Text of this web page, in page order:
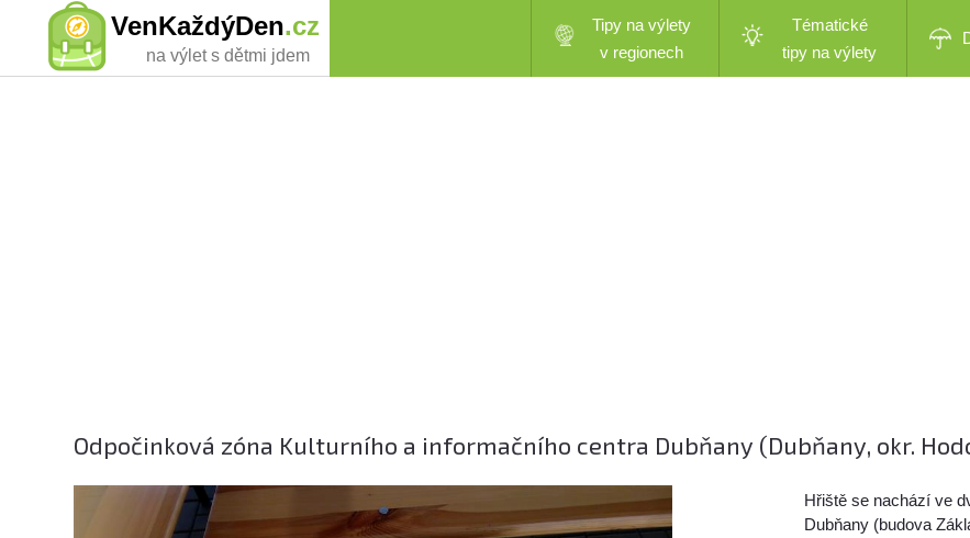
VenKaždýDen.cz
na výlet s dětmi jdem
Tipy na výlety
v regionech
Tématické
tipy na výlety
Odpočinková zóna Kulturního a informačního centra Dubňany (Dubňany, okr.
Hřiště se nachází ve
Dubňany (budova